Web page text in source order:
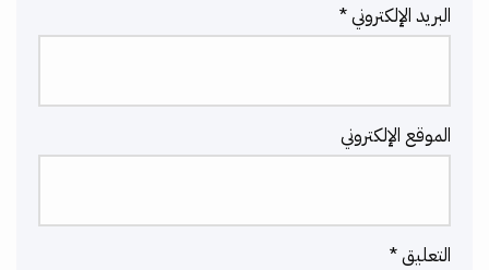
البريد الإلكتروني*
الموقع الإلكتروني
التعليق*